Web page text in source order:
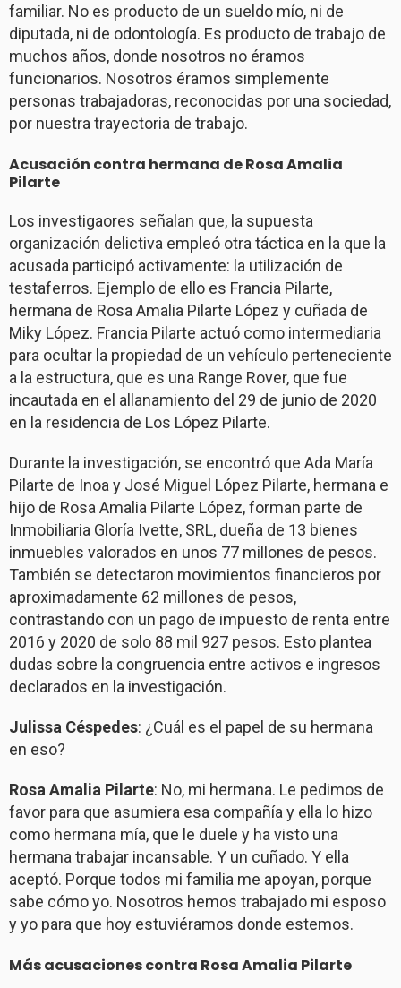
familiar. No es producto de un sueldo mío, ni de
diputada, ni de odontología. Es producto de trabajo de
muchos años, donde nosotros no éramos
funcionarios. Nosotros éramos simplemente
personas trabajadoras, reconocidas por una sociedad,
por nuestra trayectoria de trabajo.
Acusación contra hermana de Rosa Amalia
Pilarte
Los investigaores señalan que, la supuesta
organización delictiva empleó otra táctica en la que la
acusada participó activamente: la utilización de
testaferros. Ejemplo de ello es Francia Pilarte,
hermana de Rosa Amalia Pilarte López y cuñada de
Miky López. Francia Pilarte actuó como intermediaria
para ocultar la propiedad de un vehículo perteneciente
a la estructura, que es una Range Rover, que fue
incautada en el allanamiento del 29 de junio de 2020
en la residencia de Los López Pilarte.
Durante la investigación, se encontró que Ada María
Pilarte de Inoa y José Miguel López Pilarte, hermana e
hijo de Rosa Amalia Pilarte López, forman parte de
Inmobiliaria Gloría Ivette, SRL, dueña de 13 bienes
inmuebles valorados en unos 77 millones de pesos.
También se detectaron movimientos financieros por
aproximadamente 62 millones de pesos,
contrastando con un pago de impuesto de renta entre
2016 y 2020 de solo 88 mil 927 pesos. Esto plantea
dudas sobre la congruencia entre activos e ingresos
declarados en la investigación.
Julissa Céspedes: ¿Cuál es el papel de su hermana
en eso?
Rosa Amalia Pilarte: No, mi hermana. Le pedimos de
favor para que asumiera esa compañía y ella lo hizo
como hermana mía, que le duele y ha visto una
hermana trabajar incansable. Y un cuñado. Y ella
aceptó. Porque todos mi familia me apoyan, porque
sabe cómo yo. Nosotros hemos trabajado mi esposo
y yo para que hoy estuviéramos donde estemos.
Más acusaciones contra Rosa Amalia Pilarte